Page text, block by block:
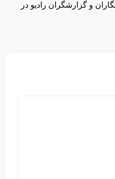
و گزارشگران رادیو در